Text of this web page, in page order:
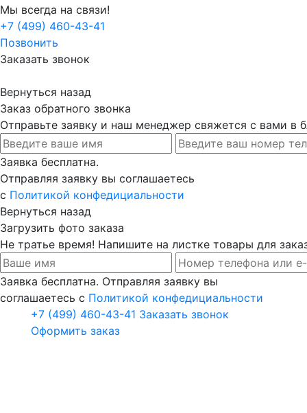
Мы всегда на связи!
+7 (499) 460-43-41
Позвонить
Заказать звонок
Вернуться назад
Заказ обратного звонка
Отправьте заявку и наш менеджер свяжется с вами в
Заявка бесплатна.
Отправляя заявку вы соглашаетесь
с Политикой конфедициальности
Вернуться назад
Загрузить фото заказа
Не тратье время! Напишите на листке товары для
Заявка бесплатна. Отправляя заявку вы
соглашаетесь с Политикой конфедициальности
+7 (499) 460-43-41 Заказать звонок
Оформить заказ